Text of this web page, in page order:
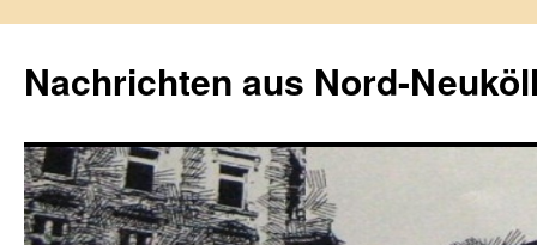
springen
Nachrichten aus Nord-